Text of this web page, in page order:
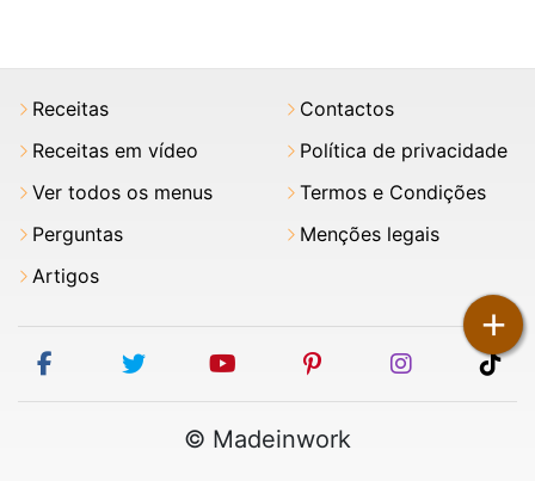
+
Receitas
Receitas em vídeo
Ver todos os menus
Perguntas
Artigos
Contactos
Política de privacidade
Termos e Condições
Menções legais
facebooktwitter youtubepinterestinstagram
© Madeinwork